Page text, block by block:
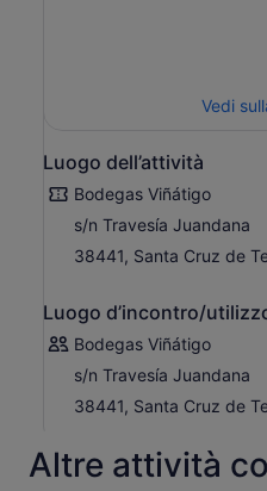
Vedi
Luogo dell’attività
Bodegas Viñátigo
s/n Travesía Juandana
38441, Santa Cruz de
Luogo d’incontro/
Bodegas Viñátigo
s/n Travesía Juandana
38441, Santa Cruz de
Altre attività